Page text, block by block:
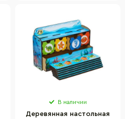
В наличии
Деревянная настольная